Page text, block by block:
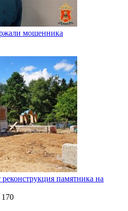
мошенника
памятника на
170